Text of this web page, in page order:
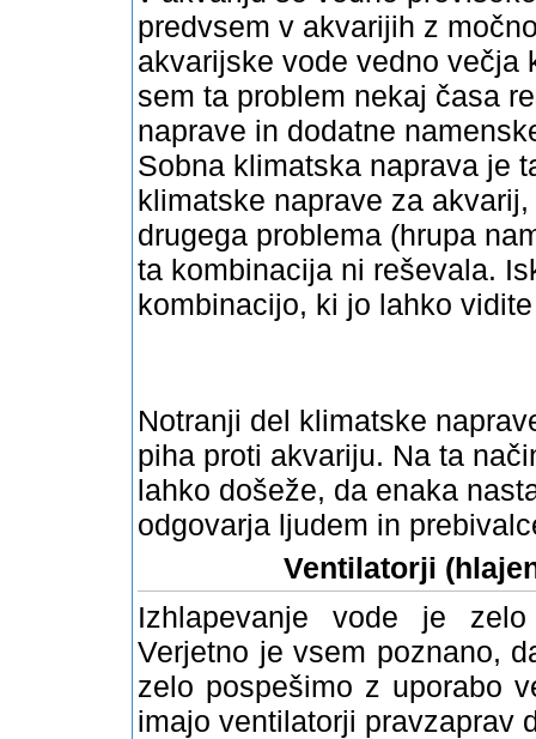
predvsem v akvarijih z
akvarijske vode vedno večja
sem ta problem nekaj časa
naprave in dodatne
Sobna klimatska naprava je
klimatske naprave za
drugega problema (hrupa
ta kombinacija ni reševala.
kombinacijo, ki jo lahko
Notranji del klimatske
piha proti akvariju. Na ta
lahko došeže, da enaka
odgovarja ljudem in
Ventilatorji
Izhlapevanje vode je
Verjetno je vsem poznano,
zelo pospešimo z uporabo
imajo ventilatorji pravzaprav